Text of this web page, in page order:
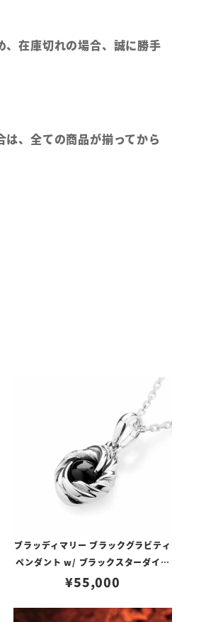
在庫切れの場合、誠に勝手
、全ての商品が揃ってから
ブラッディマリー ブラックグラビティ
ペンダント w/ ブラックスターダイオ
プサイト
¥55,000